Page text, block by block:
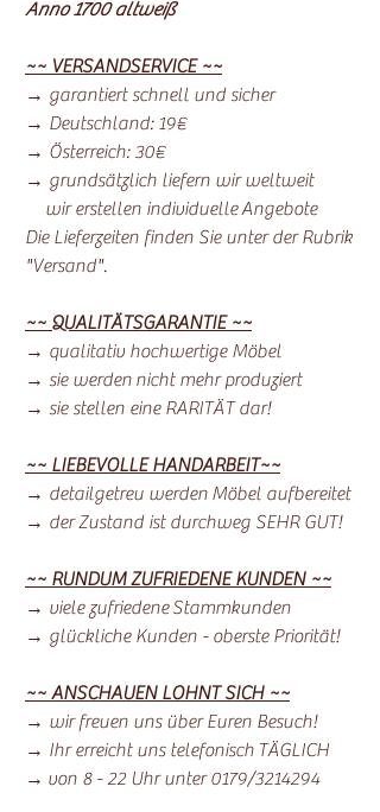
Anno 1700 altweiß
~~ VERSANDSERVICE ~~
→ garantiert schnell und sicher
→ Deutschland: 19€
→ Österreich: 30€
→ grundsätzlich liefern wir weltweit
wir erstellen individuelle Angebote
Die Lieferzeiten finden Sie unter der Rubrik
"Versand".
~~ QUALITÄTSGARANTIE ~~
→ qualitativ hochwertige Möbel
→ sie werden nicht mehr produziert
→ sie stellen eine RARITÄT dar!
~~ LIEBEVOLLE HANDARBEIT~~
→ detailgetreu werden Möbel aufbereitet
→ der Zustand ist durchweg SEHR GUT!
~~ RUNDUM ZUFRIEDENE KUNDEN ~~
→ viele zufriedene Stammkunden
→ glückliche Kunden - oberste Priorität!
~~ ANSCHAUEN LOHNT SICH ~~
→ wir freuen uns über Euren Besuch!
→ Ihr erreicht uns telefonisch TÄGLICH
→ von 8 - 22 Uhr unter 0179/3214294